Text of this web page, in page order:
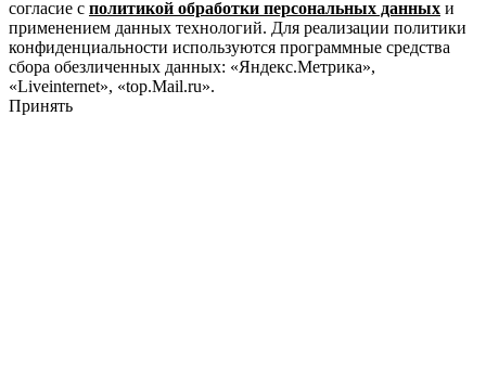
согласие с политикой обработки персональных данных и
применением данных технологий. Для реализации политики
конфиденциальности используются программные средства
сбора обезличенных данных: «Яндекс.Метрика»,
«Liveinternet», «top.Mail.ru».
Принять